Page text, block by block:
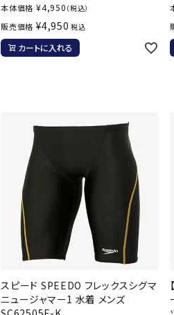
本体価格 ¥4,950 （税込）
販売価格 ¥4,950 税込
カートに入れる
スピード SPEEDO フレックスシグマ
ニュージャマー1 水着 メンズ